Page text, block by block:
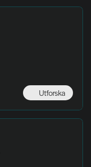
Utforska